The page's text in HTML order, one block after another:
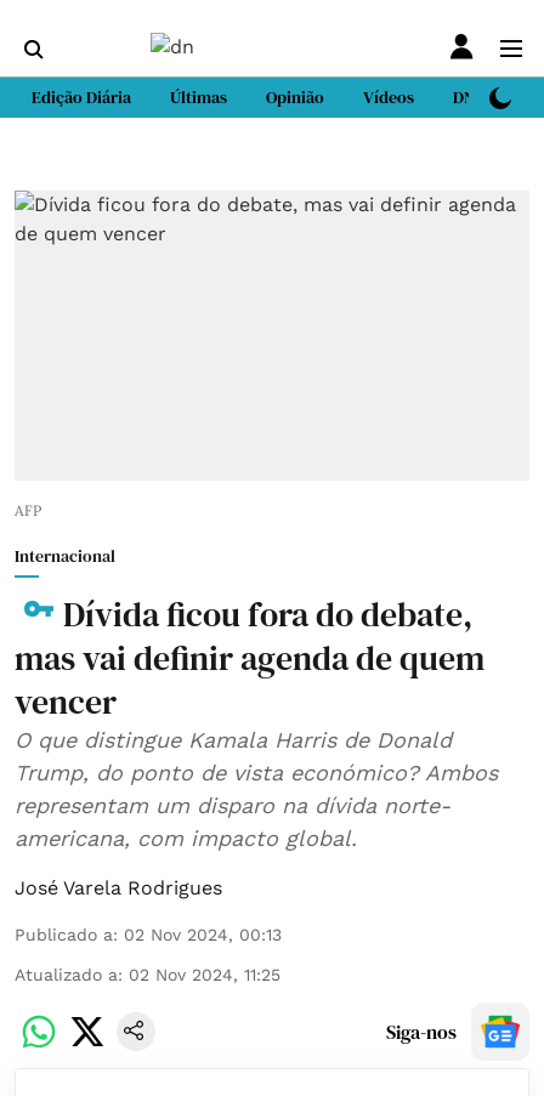
Edição Diária Últimas Opinião Vídeos DN Sport
AFP
Internacional
Dívida ficou fora do debate,
mas vai definir agenda de quem
vencer
O que distingue Kamala Harris de Donald
Trump, do ponto de vista económico? Ambos
representam um disparo na dívida norte-
americana, com impacto global.
José Varela Rodrigues
Publicado a: 02 Nov 2024, 00:13
Atualizado a: 02 Nov 2024, 11:25
Siga-nos